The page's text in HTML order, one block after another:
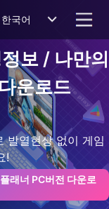
한국어
보 / 나만의
운로드
발열현상 없이 게임
!
래너 PC버전 다운로